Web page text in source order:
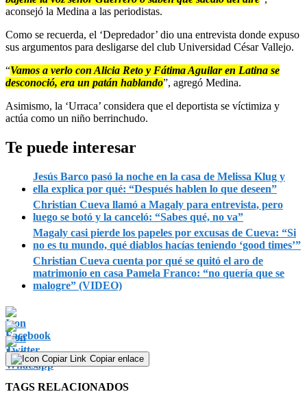
aconsejó la Medina a las periodistas.
Como se recuerda, el ‘Depredador’ dio una entrevista donde expuso
sus argumentos para desligarse del club Universidad César Vallejo.
“Vamos a verlo con Alicia Reto y Fátima Aguilar en Latina se
desconoció, era un patán hablando”, agregó Medina.
Asimismo, la ‘Urraca’ considera que el deportista se víctimiza y
actúa como un niño berrinchudo.
Te puede interesar
Jesús Barco pasó la noche en la casa de Melissa Klug y
ella explica por qué: “Después hablen lo que deseen”
Christian Cueva llamó a Magaly para entrevista, pero
luego se botó y la canceló: “Sabes qué, no va”
Magaly casi pierde los papeles por excusas de Cueva: “Si
no es tu mundo, qué diablos hacías teniendo ‘good times’”
Christian Cueva cuenta por qué se quitó el aro de
matrimonio en casa Pamela Franco: “no quería que se
malogre” (VIDEO)
Copiar enlace
TAGS RELACIONADOS